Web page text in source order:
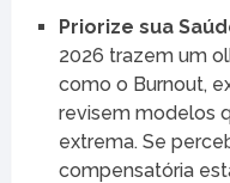
Priorize sua
2026 trazem um
como o Burnout,
revisem modelos
extrema. Se
compensatória